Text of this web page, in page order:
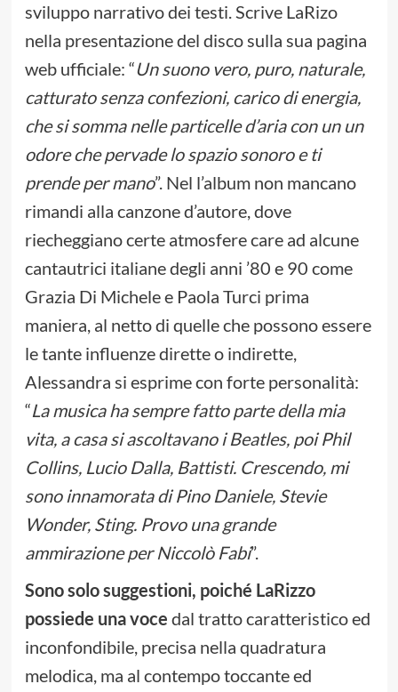
sviluppo narrativo dei testi. Scrive LaRizo
nella presentazione del disco sulla sua pagina
web ufficiale: “Un suono vero, puro, naturale,
catturato senza confezioni, carico di energia,
che si somma nelle particelle d’aria con un un
odore che pervade lo spazio sonoro e ti
prende per mano”. Nel l’album non mancano
rimandi alla canzone d’autore, dove
riecheggiano certe atmosfere care ad alcune
cantautrici italiane degli anni ’80 e 90 come
Grazia Di Michele e Paola Turci prima
maniera, al netto di quelle che possono essere
le tante influenze dirette o indirette,
Alessandra si esprime con forte personalità:
“La musica ha sempre fatto parte della mia
vita, a casa si ascoltavano i Beatles, poi Phil
Collins, Lucio Dalla, Battisti. Crescendo, mi
sono innamorata di Pino Daniele, Stevie
Wonder, Sting. Provo una grande
ammirazione per Niccolò Fabi”.
Sono solo suggestioni, poiché LaRizzo
possiede una voce dal tratto caratteristico ed
inconfondibile, precisa nella quadratura
melodica, ma al contempo toccante ed